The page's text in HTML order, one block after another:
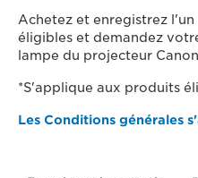
Achetez et enregistrez
éligibles et demandez
lampe du projecteur
*S'applique aux produits
Les Conditions générales